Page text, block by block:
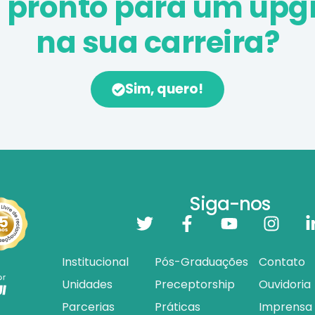
na sua carreira?
Sim, quero!
Siga-nos
Institucional
Unidades
Parcerias
Pós-Graduações
Preceptorship
Práticas
Contato
Ouvidoria
Imprensa